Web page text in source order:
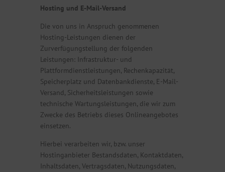
Hosting und E-Mail-Versand
Die von uns in Anspruch genommenen
Hosting-Leistungen dienen der
Zurverfügungstellung der folgenden
Leistungen: Infrastruktur- und
Plattformdienstleistungen, Rechenkapazität,
Speicherplatz und Datenbankdienste, E-Mail-
Versand, Sicherheitsleistungen sowie
technische Wartungsleistungen, die wir zum
Zwecke des Betriebs dieses Onlineangebotes
einsetzen.
Hierbei verarbeiten wir, bzw. unser
Hostinganbieter Bestandsdaten, Kontaktdaten,
Inhaltsdaten, Vertragsdaten, Nutzungsdaten,